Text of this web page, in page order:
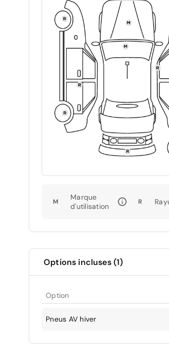
M
Marque
d'utilisation
R
Options incluses (1)
Option
Pneus AV hiver